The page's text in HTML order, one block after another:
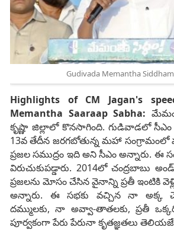
Gudivada Memantha
Highlights of CM Jagan's
Memantha Saaraap Sabha:
కృష్ణా జిల్లాలో కొనసాగింది. గుడివాడలో
13వ తేదీన జరగబోతున్న మహా సంగ్రామంలో
ప్రజల సముద్రం ఇది అని సీఎం అన్నారు. ఈ
విరుచుకుపడ్డారు. 2014లో చంద్రబాబు
ప్రజలను మోసం చేసిన వైనాన్ని ప్రతీ ఇంటికి
అన్నారు. ఈ సభకు వచ్చిన నా అక్క
దమ్ములకు, నా అవ్వా-తాతలకు, ప్రతీ
పూర్వకంగా పేరు పేరునా కృతజ్ఞతలు